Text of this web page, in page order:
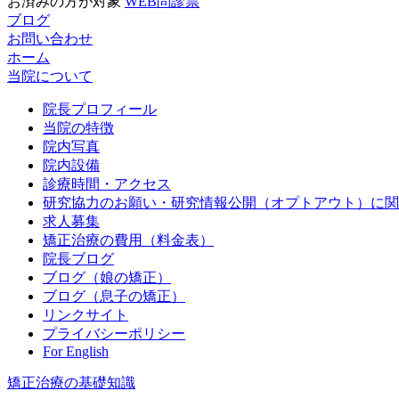
ブログ
お問い合わせ
ホーム
当院について
院長プロフィール
当院の特徴
院内写真
院内設備
診療時間・アクセス
研究協力のお願い・研究情報公開（オプトアウト）に
求人募集
矯正治療の費用（料金表）
院長ブログ
ブログ（娘の矯正）
ブログ（息子の矯正）
リンクサイト
プライバシーポリシー
For English
矯正治療の基礎知識